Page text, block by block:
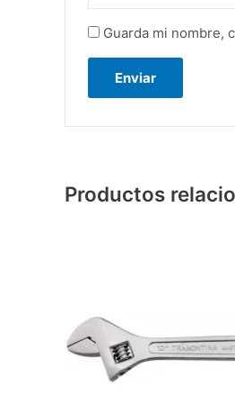
Guarda mi nombre,
Productos